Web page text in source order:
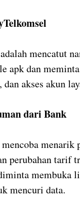
mencatut
apk dan
akses akun
dari Bank
perubahan tarif
membuka
mencuri data.